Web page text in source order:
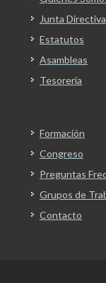
Junta Directiva
Estatutos
Asambleas
Tesoreria
Formación
Congreso
Preguntas
Grupos de
Contacto